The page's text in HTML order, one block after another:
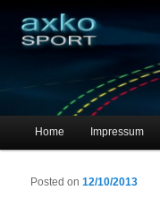
axko-sport
Main menu
Skip to primary content
Skip to secondary
Home Impressum
Posted on12/10/2013